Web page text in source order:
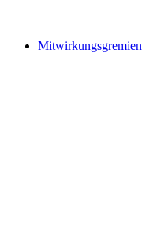
Mitwirkungsgremien